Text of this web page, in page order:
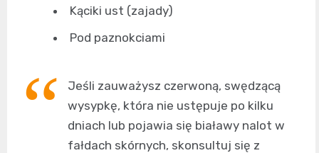
Kąciki ust (zajady)
Pod paznokciami
Jeśli zauważysz czerwoną, swędzącą
wysypkę, która nie ustępuje po kilku
dniach lub pojawia się białawy nalot w
fałdach skórnych, skonsultuj się z